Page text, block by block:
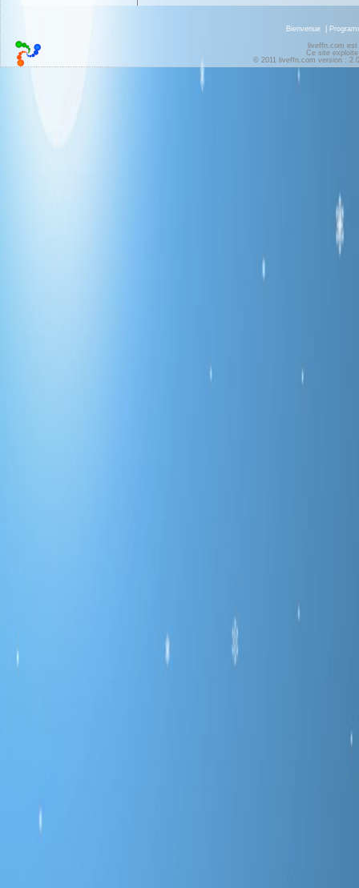
Bienvenue
liveffn.com
Ce site
© 2011 liveffn.com version :